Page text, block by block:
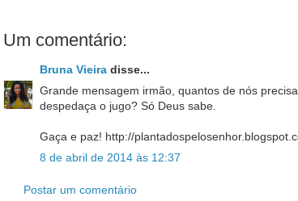
Um comentário:
Bruna Vieiradisse...
Grande mensagem irmão, quantos de nós
despedaça o jugo? Só Deus sabe.
Gaça e paz! http://
8 de abril de 2014 às 12:37
Postar um comentário